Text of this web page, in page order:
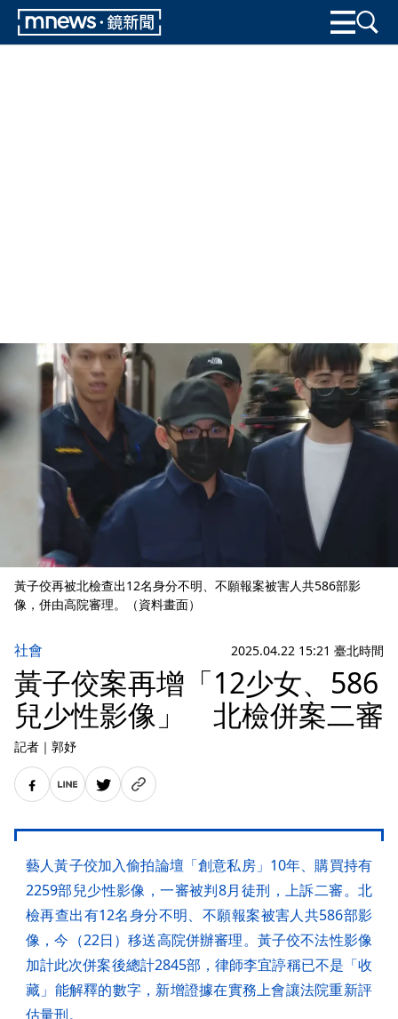
黃子佼再被北檢查出12名身分不明、不願報案被害人共586部影
像，併由高院審理。（資料畫面）
社會 2025.04.22 15:21 臺北時間
黃子佼案再增「12少女、586
兒少性影像」 北檢併案二審
記者 ｜ 郭妤
藝人黃子佼加入偷拍論壇「創意私房」10年、購買持有
2259部兒少性影像，一審被判8月徒刑，上訴二審。北
檢再查出有12名身分不明、不願報案被害人共586部影
像，今（22日）移送高院併辦審理。黃子佼不法性影像
加計此次併案後總計2845部，律師李宜諪稱已不是「收
藏」能解釋的數字，新增證據在實務上會讓法院重新評
估量刑。